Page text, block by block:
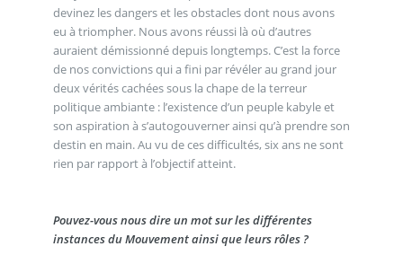
devinez les dangers et les obstacles dont nous avons
eu à triompher. Nous avons réussi là où d’autres
auraient démissionné depuis longtemps. C’est la force
de nos convictions qui a fini par révéler au grand jour
deux vérités cachées sous la chape de la terreur
politique ambiante : l’existence d’un peuple kabyle et
son aspiration à s’autogouverner ainsi qu’à prendre son
destin en main. Au vu de ces difficultés, six ans ne sont
rien par rapport à l’objectif atteint.
Pouvez-vous nous dire un mot sur les différentes
instances du Mouvement ainsi que leurs rôles ?